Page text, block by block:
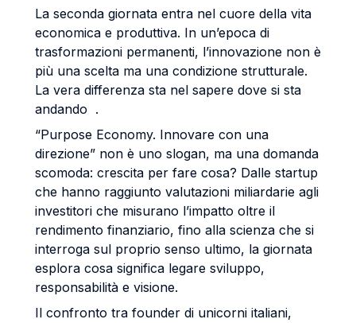
La seconda giornata entra nel cuore della vita
economica e produttiva. In un’epoca di
trasformazioni permanenti, l’innovazione non è
più una scelta ma una condizione strutturale.
La vera differenza sta nel sapere dove si sta
andando .
“Purpose Economy. Innovare con una
direzione” non è uno slogan, ma una domanda
scomoda: crescita per fare cosa? Dalle startup
che hanno raggiunto valutazioni miliardarie agli
investitori che misurano l’impatto oltre il
rendimento finanziario, fino alla scienza che si
interroga sul proprio senso ultimo, la giornata
esplora cosa significa legare sviluppo,
responsabilità e visione.
Il confronto tra founder di unicorni italiani,